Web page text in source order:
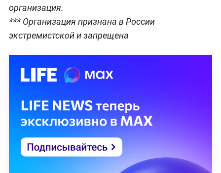
организация.
*** Организация признана в России
экстремистской и запрещена